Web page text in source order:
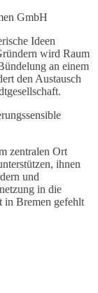
GmbH
Ideen
wird Raum
an einem
den Austausch
zentralen Ort
ihnen
und
in die
in Bremen gefehlt